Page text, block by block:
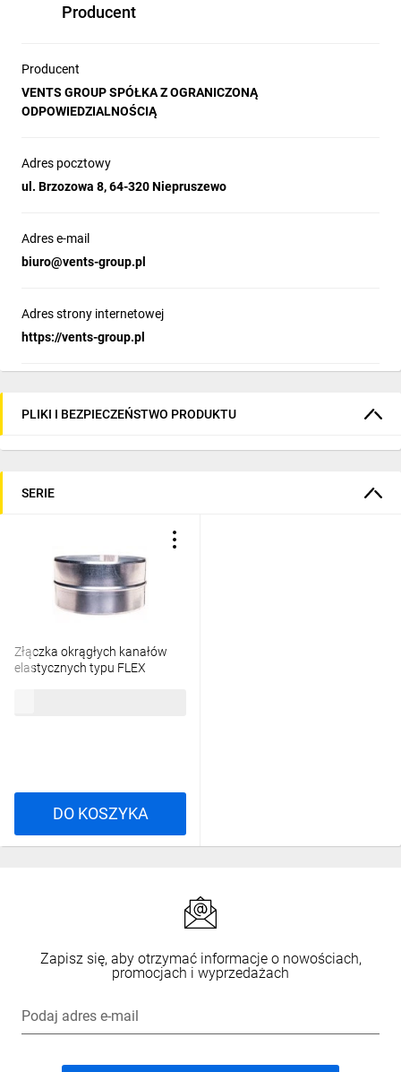
Producent
Producent
VENTS GROUP SPÓŁKA Z OGRANICZONĄ
ODPOWIEDZIALNOŚCIĄ
Adres pocztowy
ul. Brzozowa 8, 64-320 Niepruszewo
Adres e-mail
biuro@vents-group.pl
Adres strony internetowej
https://vents-group.pl
PLIKI I BEZPIECZEŃSTWO PRODUKTU
SERIE
Złączka okrągłych kanałów
elastycznych typu FLEX
DO KOSZYKA
Zapisz się, aby otrzymać informacje o nowościach,
promocjach i wyprzedażach
Podaj adres e-mail